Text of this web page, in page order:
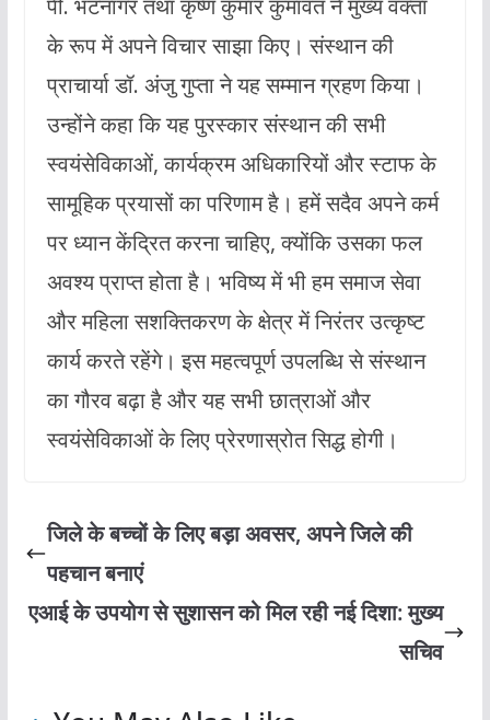
पी. भटनागर तथा कृष्ण कुमार कुमावत ने मुख्य वक्ता
के रूप में अपने विचार साझा किए। संस्थान की
प्राचार्या डॉ. अंजु गुप्ता ने यह सम्मान ग्रहण किया।
उन्होंने कहा कि यह पुरस्कार संस्थान की सभी
स्वयंसेविकाओं, कार्यक्रम अधिकारियों और स्टाफ के
सामूहिक प्रयासों का परिणाम है। हमें सदैव अपने कर्म
पर ध्यान केंद्रित करना चाहिए, क्योंकि उसका फल
अवश्य प्राप्त होता है। भविष्य में भी हम समाज सेवा
और महिला सशक्तिकरण के क्षेत्र में निरंतर उत्कृष्ट
कार्य करते रहेंगे। इस महत्वपूर्ण उपलब्धि से संस्थान
का गौरव बढ़ा है और यह सभी छात्राओं और
स्वयंसेविकाओं के लिए प्रेरणास्रोत सिद्ध होगी।
जिले के बच्चों के लिए बड़ा अवसर, अपने जिले की
पहचान बनाएं
एआई के उपयोग से सुशासन को मिल रही नई दिशा: मुख्य
सचिव